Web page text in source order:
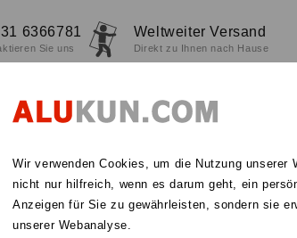
6366781
Sie uns
Weltweiter Versand
Direkt zu Ihnen nach Hause
BALKONTÜR HEBESCHIEBETÜR
Farben
Wir verwenden Cookies, um die Nutzung
nicht nur hilfreich, wenn es darum geht, ein
Anzeigen für Sie zu gewährleisten, sondern sie
unserer Webanalyse.